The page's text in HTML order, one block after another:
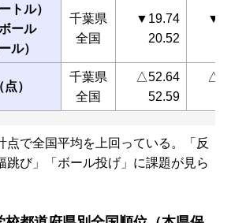
トル）
ール
ル）
千葉県
全国
▼19.74
20.52
）
千葉県
全国
△52.64
52.59
で全国平均を上回っている。「反
跳び」「ボール投げ」に課題が見ら